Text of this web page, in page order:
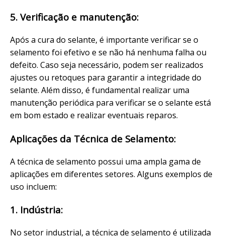
5. Verificação e manutenção:
Após a cura do selante, é importante verificar se o
selamento foi efetivo e se não há nenhuma falha ou
defeito. Caso seja necessário, podem ser realizados
ajustes ou retoques para garantir a integridade do
selante. Além disso, é fundamental realizar uma
manutenção periódica para verificar se o selante está
em bom estado e realizar eventuais reparos.
Aplicações da Técnica de Selamento:
A técnica de selamento possui uma ampla gama de
aplicações em diferentes setores. Alguns exemplos de
uso incluem:
1. Indústria:
No setor industrial, a técnica de selamento é utilizada